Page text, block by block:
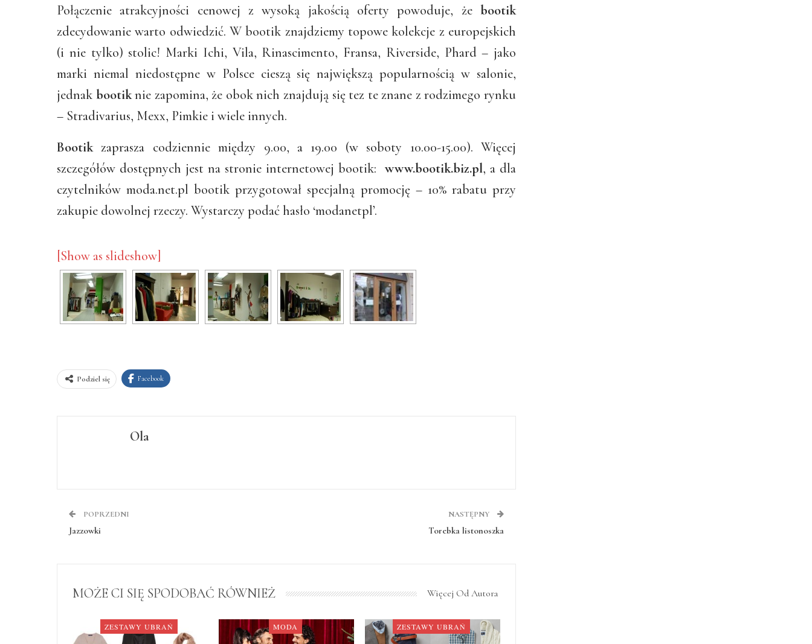
Połączenie atrakcyjności cenowej z wysoką jakością oferty powoduje, że bootik
zdecydowanie warto odwiedzić. W bootik znajdziemy topowe kolekcje z europejskich
(i nie tylko) stolic! Marki Ichi, Vila, Rinascimento, Fransa, Riverside, Phard – jako
marki niemal niedostępne w Polsce cieszą się największą popularnością w salonie,
jednak bootiknie zapomina, że obok nich znajdują się tez te znane z rodzimego rynku
– Stradivarius, Mexx, Pimkie i wiele innych.
Bootikzaprasza codziennie między 9.00, a 19.00 (w soboty 10.00-15.00). Więcej
szczegółów dostępnych jest na stronie internetowej bootik: www.bootik.biz.pl, a dla
czytelników moda.net.pl bootik przygotował specjalną promocję – 10% rabatu przy
zakupie dowolnej rzeczy. Wystarczy podać hasło ‘modanetpl’.
[Show as slideshow]
Podziel się Facebook
Ola
POPRZEDNI
Jazzowki
NASTĘPNY
Torebka listonoszka
MOŻE CI SIĘ SPODOBAĆ RÓWNIEŻ Więcej Od Autora
ZESTAWY UBRAŃ MODA ZESTAWY UBRAŃ